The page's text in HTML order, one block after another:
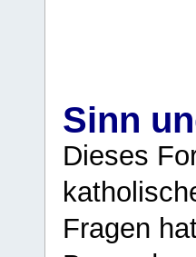
Sinn
Dieses
Fragen